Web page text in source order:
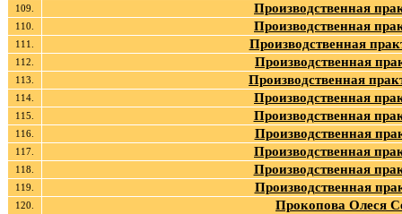
109. Производственная
110. Производственная
111. Производственная
112. Производственная
113. Производственная
114. Производственная
115. Производственная
116. Производственная
117. Производственная
118. Производственная
119. Производственная
120. Прокопова Олеся